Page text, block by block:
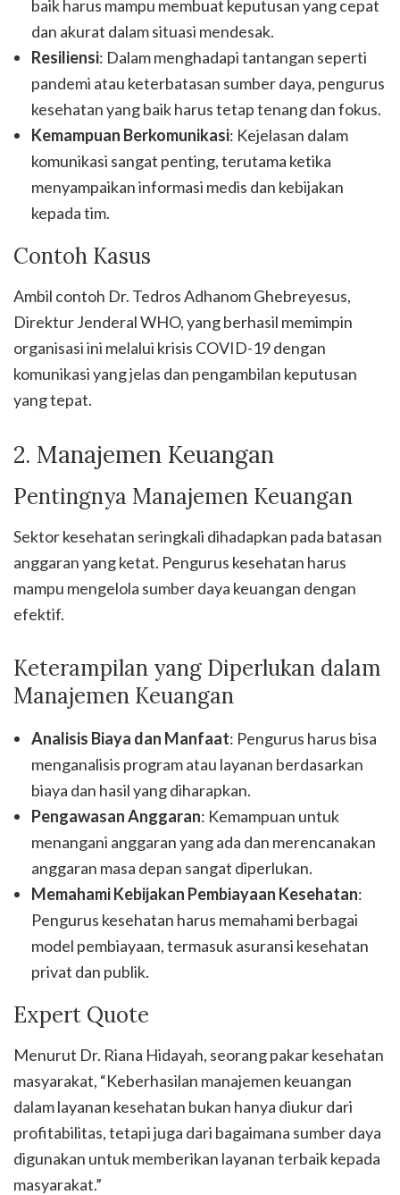
baik harus mampu membuat keputusan yang cepat
dan akurat dalam situasi mendesak.
Resiliensi: Dalam menghadapi tantangan seperti
pandemi atau keterbatasan sumber daya, pengurus
kesehatan yang baik harus tetap tenang dan fokus.
Kemampuan Berkomunikasi: Kejelasan dalam
komunikasi sangat penting, terutama ketika
menyampaikan informasi medis dan kebijakan
kepada tim.
Contoh Kasus
Ambil contoh Dr. Tedros Adhanom Ghebreyesus,
Direktur Jenderal WHO, yang berhasil memimpin
organisasi ini melalui krisis COVID-19 dengan
komunikasi yang jelas dan pengambilan keputusan
yang tepat.
2. Manajemen Keuangan
Pentingnya Manajemen Keuangan
Sektor kesehatan seringkali dihadapkan pada batasan
anggaran yang ketat. Pengurus kesehatan harus
mampu mengelola sumber daya keuangan dengan
efektif.
Keterampilan yang Diperlukan dalam
Manajemen Keuangan
Analisis Biaya dan Manfaat: Pengurus harus bisa
menganalisis program atau layanan berdasarkan
biaya dan hasil yang diharapkan.
Pengawasan Anggaran: Kemampuan untuk
menangani anggaran yang ada dan merencanakan
anggaran masa depan sangat diperlukan.
Memahami Kebijakan Pembiayaan Kesehatan:
Pengurus kesehatan harus memahami berbagai
model pembiayaan, termasuk asuransi kesehatan
privat dan publik.
Expert Quote
Menurut Dr. Riana Hidayah, seorang pakar kesehatan
masyarakat, “Keberhasilan manajemen keuangan
dalam layanan kesehatan bukan hanya diukur dari
profitabilitas, tetapi juga dari bagaimana sumber daya
digunakan untuk memberikan layanan terbaik kepada
masyarakat.”